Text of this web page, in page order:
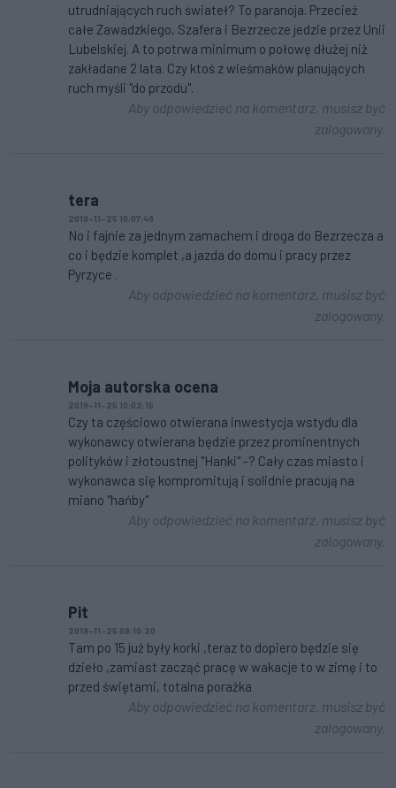
utrudniających ruch świateł? To paranoja. Przecież
całe Zawadzkiego, Szafera i Bezrzecze jedzie przez Unii
Lubelskiej. A to potrwa minimum o połowę dłużej niż
zakładane 2 lata. Czy ktoś z wieśmaków planujących
ruch myśli "do przodu".
Aby odpowiedzieć na komentarz, musisz być
zalogowany.
tera
2019-11-25 10:07:49
No i fajnie za jednym zamachem i droga do Bezrzecza a
co i będzie komplet ,a jazda do domu i pracy przez
Pyrzyce .
Aby odpowiedzieć na komentarz, musisz być
zalogowany.
Moja autorska ocena
2019-11-25 10:02:15
Czy ta częściowo otwierana inwestycja wstydu dla
wykonawcy otwierana będzie przez prominentnych
polityków i złotoustnej "Hanki" -? Cały czas miasto i
wykonawca się kompromitują i solidnie pracują na
miano "hańby"
Aby odpowiedzieć na komentarz, musisz być
zalogowany.
Pit
2019-11-25 09:10:20
Tam po 15 już były korki ,teraz to dopiero będzie się
dzieło ,zamiast zacząć pracę w wakacje to w zimę i to
przed świętami, totalna porażka
Aby odpowiedzieć na komentarz, musisz być
zalogowany.